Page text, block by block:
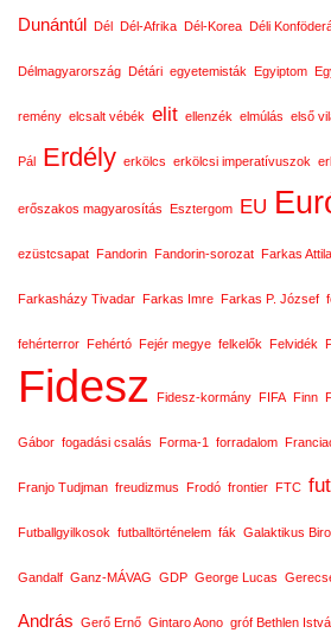
Dunántúl Dél Dél-Afrika Dél-Korea Déli
Délmagyarország Détári egyetemisták Egyiptom
remény elcsalt vébék elit ellenzék elmúlás első
Pál Erdély erkölcs erkölcsi imperatívuszok
erőszakos magyarosítás Esztergom EU
ezüstcsapat Fandorin Fandorin-sorozat Farkas
Farkasházy Tivadar Farkas Imre Farkas P. József
fehérterror Fehértó Fejér megye felkelők Felvidék
Fidesz Fidesz-kormány FIFA Finn
Gábor fogadási csalás Forma-1 forradalom
Franjo Tudjman freudizmus Frodó frontier FTC
Futballgyilkosok futballtörténelem fák Galaktikus
Gandalf Ganz-MÁVAG GDP George Lucas
András Gerő Ernő Gintaro Aono gróf Bethlen